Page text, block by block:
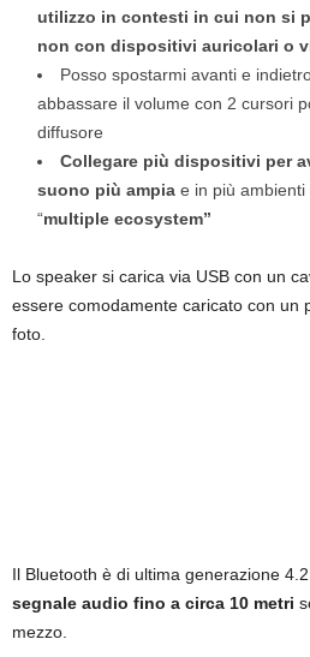
utilizzo in contesti in cui non si
non con dispositivi auricolari o
Posso spostarmi avanti e
abbassare il volume con 2 cursori
diffusore
Collegare più dispositivi per
suono più ampia e in più
“multiple ecosystem”
Lo speaker si carica via USB con un
essere comodamente caricato con un
foto.
Il Bluetooth è di ultima generazione
segnale audio fino a circa 10 metri
mezzo.